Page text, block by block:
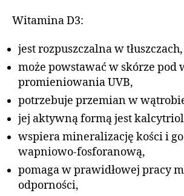
Witamina D3:
jest rozpuszczalna w tłuszczach,
może powstawać w skórze pod
promieniowania UVB,
potrzebuje przemian w
jej aktywną formą jest
wspiera mineralizację kości i
wapniowo-fosforanową,
pomaga w prawidłowej pracy
odporności,